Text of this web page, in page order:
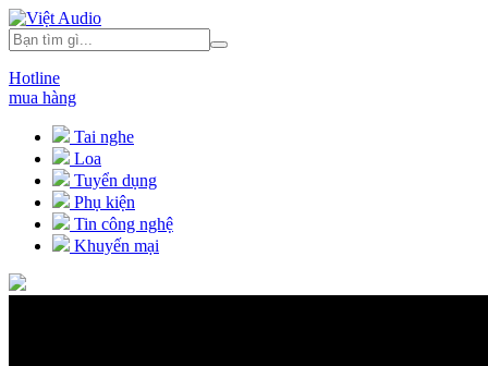
Hotline
mua hàng
Tai nghe
Loa
Tuyển dụng
Phụ kiện
Tin công nghệ
Khuyến mại